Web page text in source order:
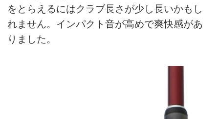
をとらえるにはクラブ長さが少し長いかもし
れません。インパクト音が高めで爽快感があ
りました。